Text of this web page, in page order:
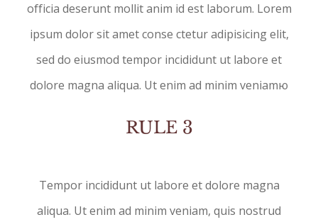
officia deserunt mollit anim id est laborum. Lorem
ipsum dolor sit amet conse ctetur adipisicing elit,
sed do eiusmod tempor incididunt ut labore et
dolore magna aliqua. Ut enim ad minim veniamю
RULE 3
Tempor incididunt ut labore et dolore magna
aliqua. Ut enim ad minim veniam, quis nostrud